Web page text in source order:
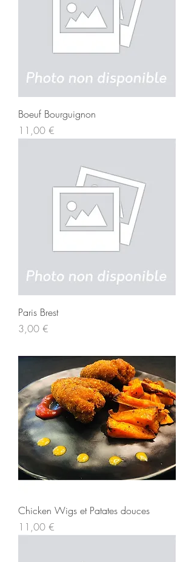
Boeuf Bourguignon
Prix
11,00 €
Paris Brest
Prix
3,00 €
Chicken Wigs et Patates douces
Prix
11,00 €